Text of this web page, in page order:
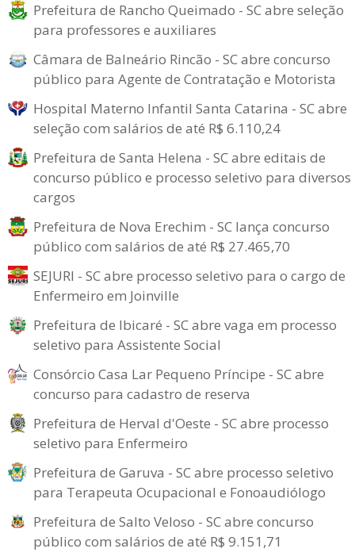
Prefeitura de Rancho Queimado - SC abre seleção
para professores e auxiliares
Câmara de Balneário Rincão - SC abre concurso
público para Agente de Contratação e Motorista
Hospital Materno Infantil Santa Catarina - SC abre
seleção com salários de até R$ 6.110,24
Prefeitura de Santa Helena - SC abre editais de
concurso público e processo seletivo para diversos
cargos
Prefeitura de Nova Erechim - SC lança concurso
público com salários de até R$ 27.465,70
SEJURI - SC abre processo seletivo para o cargo de
Enfermeiro em Joinville
Prefeitura de Ibicaré - SC abre vaga em processo
seletivo para Assistente Social
Consórcio Casa Lar Pequeno Príncipe - SC abre
concurso para cadastro de reserva
Prefeitura de Herval d'Oeste - SC abre processo
seletivo para Enfermeiro
Prefeitura de Garuva - SC abre processo seletivo
para Terapeuta Ocupacional e Fonoaudiólogo
Prefeitura de Salto Veloso - SC abre concurso
público com salários de até R$ 9.151,71